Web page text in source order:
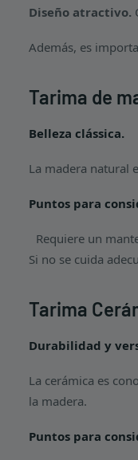
Diseño atractivo.
Además, es
Tarima de
Belleza clássica.
La madera natural
Puntos para
Requiere un
Si no se cuida
Tarima
Durabilidad y
La cerámica es
la madera.
Puntos para